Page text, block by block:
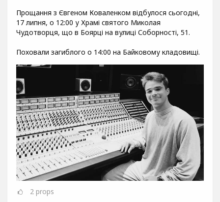
Прощання з Євгеном Коваленком відбулося сьогодні,
17 липня, о 12:00 у Храмі святого Миколая
Чудотворця, що в Боярці на вулиці Соборності, 51.
Поховали загиблого о 14:00 на Байковому кладовищі.
2 props